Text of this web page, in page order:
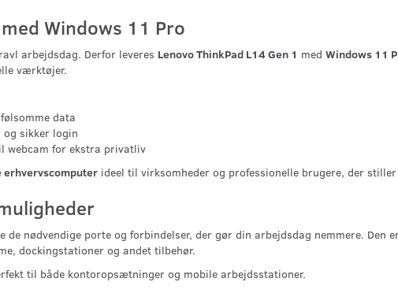
Windows 11 Pro
arbejdsdag. Derfor leveres Lenovo ThinkPad L14 Gen 1 med Windows 11
værktøjer.
data
sikker login
webcam for ekstra privatliv
ideel til virksomheder og professionelle brugere, der
de nødvendige porte og forbindelser, der gør din arbejdsdag nemmere. Den
dockingstationer og andet tilbehør.
til både kontoropsætninger og mobile arbejdsstationer.